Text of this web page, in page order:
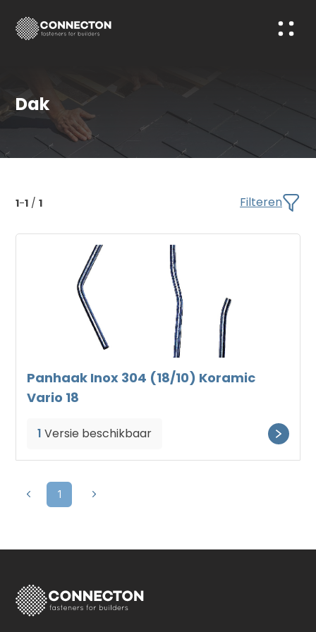
Dak
1-1 / 1 Filteren
Panhaak Inox 304 (18/10) Koramic
Vario 18
1 Versie beschikbaar
1